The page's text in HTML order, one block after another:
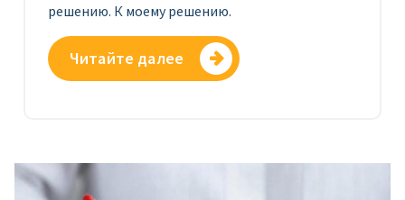
решению. К моему решению.
Читайте далее